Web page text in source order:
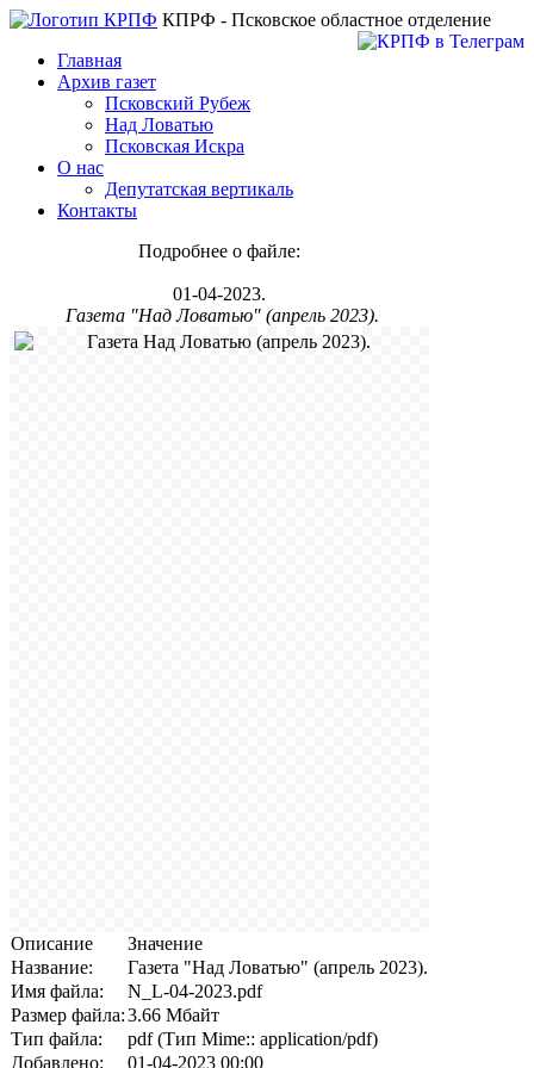
КПРФ - Псковское областное отделение
Главная
Архив газет
Псковский Рубеж
Над Ловатью
Псковская Искра
О нас
Депутатская вертикаль
Контакты
Подробнее о файле:
01-04-2023.
Газета "Над Ловатью" (апрель 2023).
Описание
Значение
Название:
Газета "Над Ловатью" (апрель 2023).
Имя файла:
N_L-04-2023.pdf
Размер файла:3.66 Мбайт
Тип файла:
pdf (Тип Mime:: application/pdf)
Добавлено:
01-04-2023 00:00